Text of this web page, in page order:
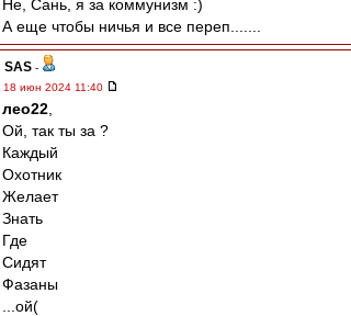
Не, Сань, я за коммунизм :)
А еще чтобы ничья и все переп.......
SAS -
18 июн 2024 11:40
лео22
Ой, так ты за ?
Каждый
Охотник
Желает
Знать
Где
Сидят
Фазаны
...ой(